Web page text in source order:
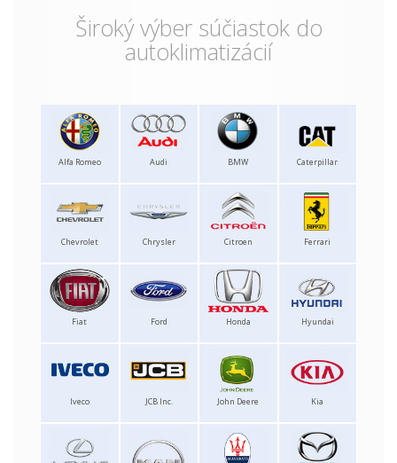
Široký výber súčiastok do
autoklimatizácií
Alfa Romeo Audi BMW Caterpillar
Chevrolet Chrysler Citroen Ferrari
Fiat Ford Honda Hyundai
Iveco JCB Inc. John Deere Kia